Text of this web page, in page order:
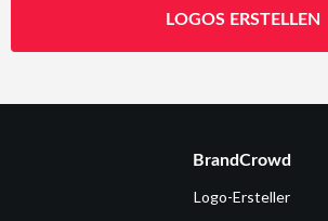
LOGOS ERSTELLEN
BrandCrowd
Logo-Ersteller